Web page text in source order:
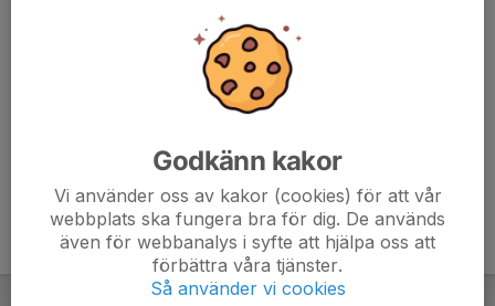
Godkänn kakor
Vi använder oss av kakor (cookies) för att vår
webbplats ska fungera bra för dig. De används
även för webbanalys i syfte att hjälpa oss att
förbättra våra tjänster.
Så använder vi cookies